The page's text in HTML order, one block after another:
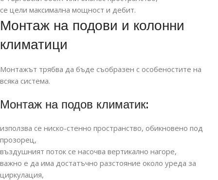
се цели максимална мощност и дебит.
Монтаж на подови и колонни
климатици
Монтажът трябва да бъде съобразен с особеностите на
всяка система.
Монтаж на подов климатик:
използва се ниско-стенно пространство, обикновено под
прозорец,
въздушният поток се насочва вертикално нагоре,
важно е да има достатъчно разстояние около уреда за
циркулация,